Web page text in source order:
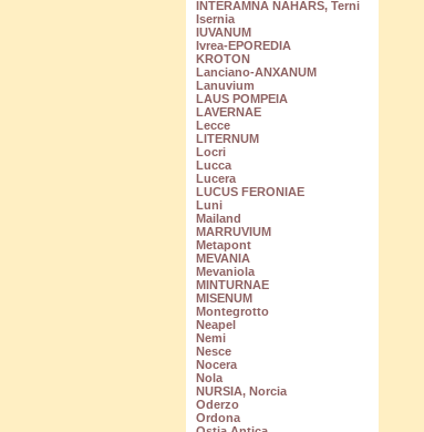
INTERAMNA NAHARS, Terni
Isernia
IUVANUM
Ivrea-EPOREDIA
KROTON
Lanciano-ANXANUM
Lanuvium
LAUS POMPEIA
LAVERNAE
Lecce
LITERNUM
Locri
Lucca
Lucera
LUCUS FERONIAE
Luni
Mailand
MARRUVIUM
Metapont
MEVANIA
Mevaniola
MINTURNAE
MISENUM
Montegrotto
Neapel
Nemi
Nesce
Nocera
Nola
NURSIA, Norcia
Oderzo
Ordona